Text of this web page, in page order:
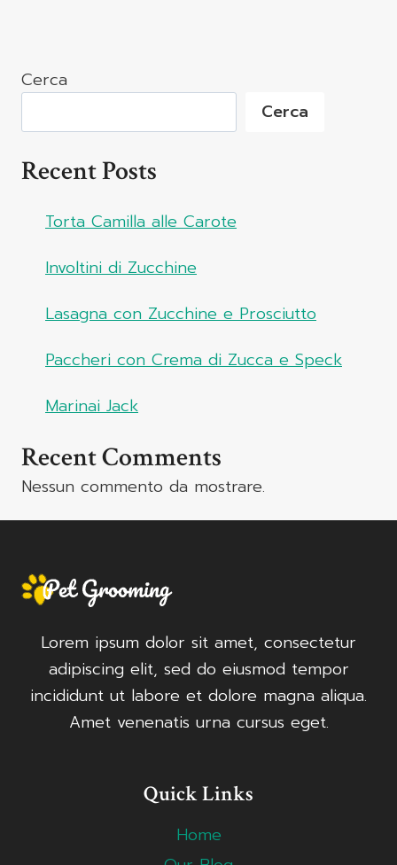
Cerca
Cerca
Recent Posts
Torta Camilla alle Carote
Involtini di Zucchine
Lasagna con Zucchine e Prosciutto
Paccheri con Crema di Zucca e Speck
Marinai Jack
Recent Comments
Nessun commento da mostrare.
Lorem ipsum dolor sit amet, consectetur
adipiscing elit, sed do eiusmod tempor
incididunt ut labore et dolore magna aliqua.
Amet venenatis urna cursus eget.
Quick Links
Home